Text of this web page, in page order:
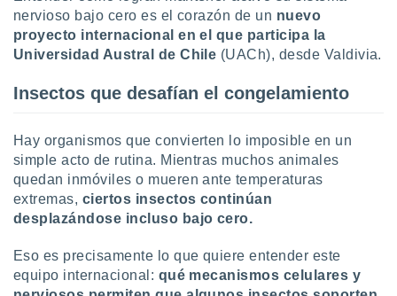
te
de que
el sitio
se
para
ni para
o
aunque
no
nervioso bajo cero es el corazón de un nuevo
proyecto internacional en el que participa la
Universidad Austral de Chile (UACh), desde Valdivia.
Insectos que desafían el congelamiento
Hay organismos que convierten lo imposible en un
simple acto de rutina. Mientras muchos animales
quedan inmóviles o mueren ante temperaturas
extremas, ciertos insectos continúan
desplazándose incluso bajo cero.
Eso es precisamente lo que quiere entender este
equipo internacional: qué mecanismos celulares y